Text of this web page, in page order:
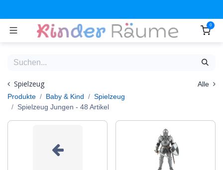
0
Spielzeug
Alle
Produkte
Baby & Kind
Spielzeug
Spielzeug Jungen - 48 Artikel